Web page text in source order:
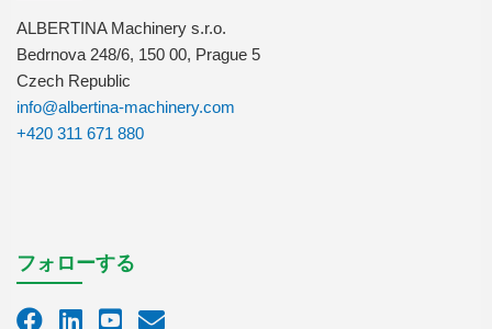
ALBERTINA Machinery s.r.o.
Bedrnova 248/6, 150 00, Prague 5
Czech Republic
info@albertina-machinery.com
+420 311 671 880
フォローする